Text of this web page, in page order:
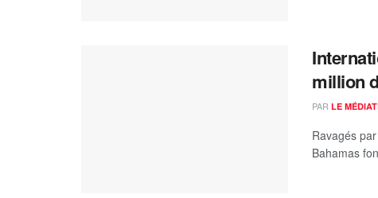
million
PAR LE
Ravagés
Bahamas